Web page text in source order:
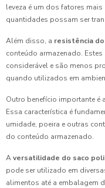
leveza é um dos fatores
quantidades possam ser
Além disso, a resistência
conteúdo armazenado.
considerável e são menos
quando utilizados em
Outro benefício importante é a
Essa característica é
umidade, poeira e outras
do conteúdo armazenado.
Aversatilidade do saco
pode ser utilizado em
alimentos até a embalagem